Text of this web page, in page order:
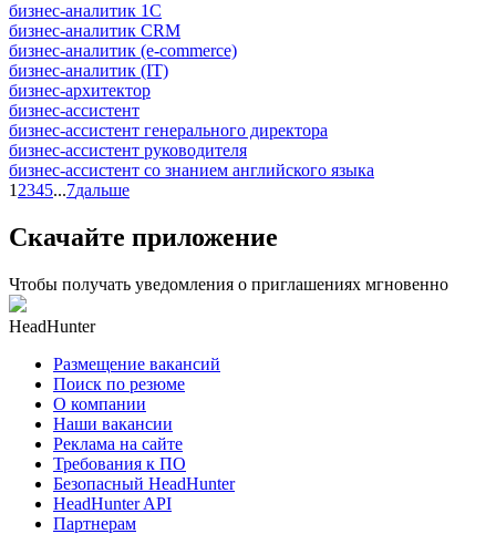
бизнес-аналитик 1С
бизнес-аналитик CRM
бизнес-аналитик (e-commerce)
бизнес-аналитик (IT)
бизнес-архитектор
бизнес-ассистент
бизнес-ассистент генерального директора
бизнес-ассистент руководителя
бизнес-ассистент со знанием английского языка
1 2345...7дальше
Скачайте приложение
Чтобы получать уведомления о приглашениях мгновенно
HeadHunter
Размещение вакансий
Поиск по резюме
О компании
Наши вакансии
Реклама на сайте
Требования к ПО
Безопасный HeadHunter
HeadHunter API
Партнерам